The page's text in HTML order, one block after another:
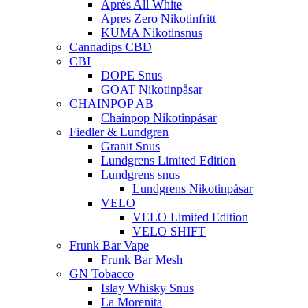
Après All White
Apres Zero Nikotinfritt
KUMA Nikotinsnus
Cannadips CBD
CBI
DOPE Snus
GOAT Nikotinpåsar
CHAINPOP AB
Chainpop Nikotinpåsar
Fiedler & Lundgren
Granit Snus
Lundgrens Limited Edition
Lundgrens snus
Lundgrens Nikotinpåsar
VELO
VELO Limited Edition
VELO SHIFT
Frunk Bar Vape
Frunk Bar Mesh
GN Tobacco
Islay Whisky Snus
La Morenita